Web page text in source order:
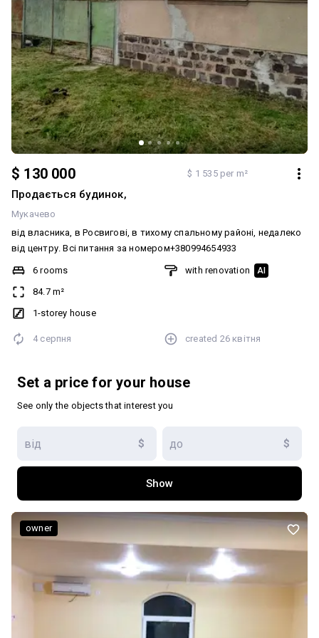
будівництво нового. Будинок чудово підійде для сім'ї, яка шукає
просторий двір, спокійне місце та можливість облаштувати
житло на свій смак. 💰 Ціна — 40 000 $. Без комісії для покупця.
$ 130 000 $ 1 535 per m²
Продається будинок,
Мукачево
від власника, в Росвигові, в тихому спальному районі, недалеко
від центру. Всі питання за номером+380994654933
6 rooms
84.7 m²
1-storey house
with renovation AI
4 серпня created 26 квітня
Set a price for your house
See only the objects that interest you
$ $
Show
owner